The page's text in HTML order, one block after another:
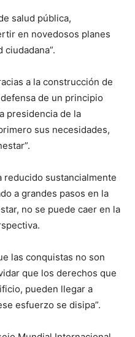
salud pública,
en novedosos planes
a la construcción de
de un principio
presidencia de la
sus necesidades,
reducido sustancialmente
a grandes pasos en la
no se puede caer en la
las conquistas no son
que los derechos que
pueden llegar a
esfuerzo se disipa”.